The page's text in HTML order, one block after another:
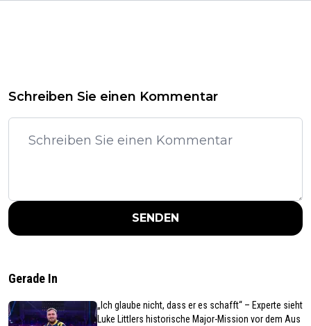
Schreiben Sie einen Kommentar
SENDEN
Gerade In
„Ich glaube nicht, dass er es schafft“ – Experte sieht
Luke Littlers historische Major-Mission vor dem Aus